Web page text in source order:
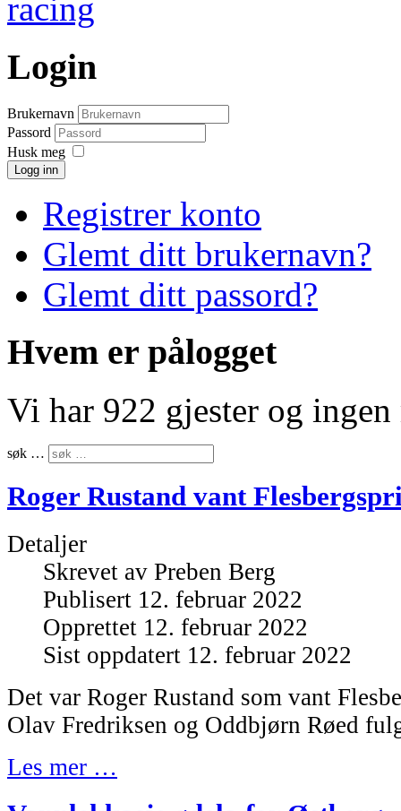
Login
Brukernavn
Passord
Husk meg
Logg inn
Registrer konto
Glemt ditt brukernavn?
Glemt ditt passord?
Hvem er pålogget
Vi har 922 gjester og ingen
søk …
Roger Rustand vant
Detaljer
Skrevet av Preben Berg
Publisert 12. februar 2022
Opprettet 12. februar 2022
Sist oppdatert 12. februar 2022
Det var Roger Rustand som vant
Olav Fredriksen og Oddbjørn Røed
Les mer …